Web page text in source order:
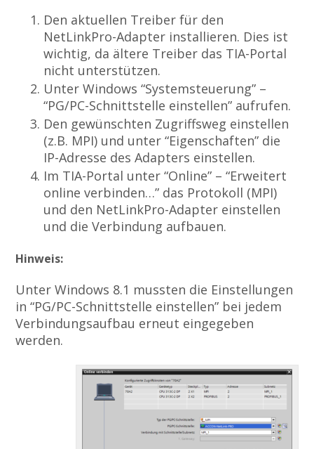
Den aktuellen Treiber für den
NetLinkPro-Adapter installieren. Dies ist
wichtig, da ältere Treiber das TIA-Portal
nicht unterstützen.
Unter Windows “Systemsteuerung” –
“PG/PC-Schnittstelle einstellen” aufrufen.
Den gewünschten Zugriffsweg einstellen
(z.B. MPI) und unter “Eigenschaften” die
IP-Adresse des Adapters einstellen.
Im TIA-Portal unter “Online” – “Erweitert
online verbinden…” das Protokoll (MPI)
und den NetLinkPro-Adapter einstellen
und die Verbindung aufbauen.
Hinweis:
Unter Windows 8.1 mussten die Einstellungen
in “PG/PC-Schnittstelle einstellen” bei jedem
Verbindungsaufbau erneut eingegeben
werden.